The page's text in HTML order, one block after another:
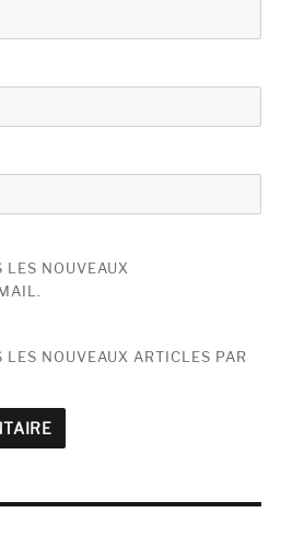
LES NOUVEAUX
LES NOUVEAUX ARTICLES PAR